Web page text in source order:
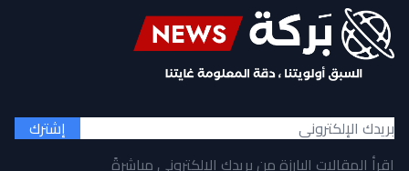
إشترك
اقرأ المقالات البارزة من بريدك الإلكتروني مباشرةً